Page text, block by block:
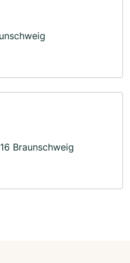
Braunschweig